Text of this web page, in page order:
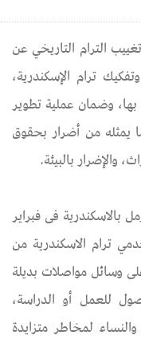
الترام التاريخي عن
ترام الإسكندرية،
بها، وضمان عملية تطوير
يمثله من أضرار بحقوق
بالاسكندرية فى فبراير
ترام الاسكندرية من
وسائل مواصلات بديلة
للعمل أو الدراسة،
لمخاطر متزايدة